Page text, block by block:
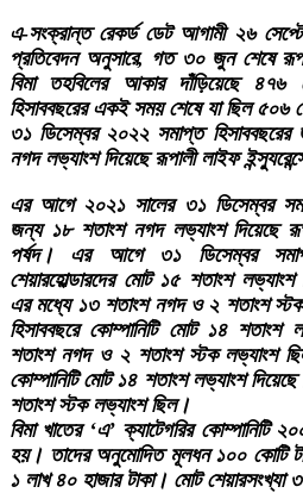
এ-সংক্রান্ত রেকর্ড ডেট আগামী ২৬
প্রতিবেদন অনুসারে, গত ৩০ জুন শেষে
বিমা তহবিলের আকার দাঁড়িয়েছে
হিসাববছরের একই সময় শেষে যা ছিল ৫০৬
৩১ ডিসেম্বর ২০২২ সমাপ্ত হিসাববছরের
নগদ লভ্যাংশ দিয়েছে রূপালী লাইফ
এর আগে ২০২১ সালের ৩১ ডিসেম্বর
জন্য ১৮ শতাংশ নগদ লভ্যাংশ দিয়েছে
পর্ষদ। এর আগে ৩১ ডিসেম্বর
শেয়ারহোল্ডারদের মোট ১৫ শতাংশ লভ্যাংশ
এর মধ্যে ১৩ শতাংশ নগদ ও ২ শতাংশ
হিসাববছরে কোম্পানিটি মোট ১৪
শতাংশ নগদ ও ২ শতাংশ স্টক লভ্যাংশ
কোম্পানিটি মোট ১৪ শতাংশ লভ্যাংশ
শতাংশ স্টক লভ্যাংশ ছিল।
বিমা খাতের ‘এ’ ক্যাটেগরির কোম্পানিটি
হয়। তাদের অনুমোদিত মূলধন ১০০ কোটি
১ লাখ ৪০ হাজার টাকা। মোট